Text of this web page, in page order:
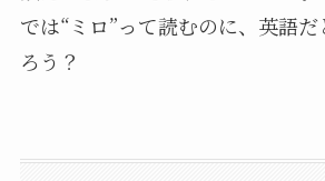
では“ミロ”って読むのに、英語
ろう？